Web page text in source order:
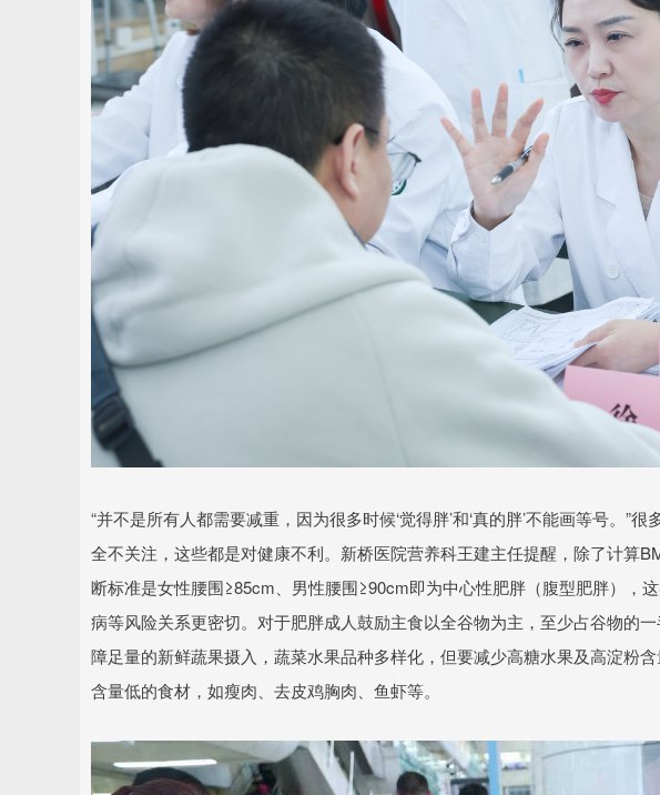
“并不是所有人都需要减重，因为很多时候‘觉得胖’和‘真的胖’不能画等号。”
全不关注，这些都是对健康不利。新桥医院营养科王建主任提醒，除了计算
断标准是女性腰围≥85cm、男性腰围≥90cm即为中心性肥胖（腹型肥胖），
病等风险关系更密切。对于肥胖成人鼓励主食以全谷物为主，至少占谷物的
障足量的新鲜蔬果摄入，蔬菜水果品种多样化，但要减少高糖水果及高淀粉
含量低的食材，如瘦肉、去皮鸡胸肉、鱼虾等。